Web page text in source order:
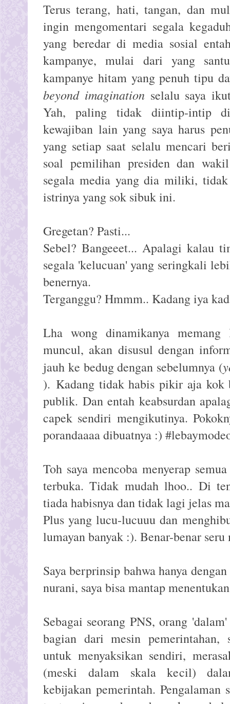
Terus terang, hati, tangan, dan
ingin mengomentari segala
yang beredar di media sosial
kampanye, mulai dari yang
kampanye hitam yang penuh tipu
beyond imaginationselalu saya
Yah, paling tidak diintip-intip
kewajiban lain yang saya harus
yang setiap saat selalu mencari
soal pemilihan presiden dan
segala media yang dia miliki,
istrinya yang sok sibuk ini.
Gregetan? Pasti...
Sebel? Bangeeet... Apalagi kalau
segala 'kelucuan' yang seringkali
benernya.
Terganggu? Hmmm.. Kadang iya
Lha wong dinamikanya
muncul, akan disusul dengan
jauh ke bedug dengan sebelumnya (
). Kadang tidak habis pikir aja kok
publik. Dan entah keabsurdan
capek sendiri mengikutinya.
porandaaaa dibuatnya :)
Toh saya mencoba menyerap
terbuka. Tidak mudah lhoo.. Di
tiada habisnya dan tidak lagi jelas
Plus yang lucu-lucuuu dan
lumayan banyak :). Benar-benar seru
Saya berprinsip bahwa hanya
nurani, saya bisa mantap
Sebagai seorang PNS, orang
bagian dari mesin pemerintahan,
untuk menyaksikan sendiri,
(meski dalam skala kecil)
kebijakan pemerintah. Pengalaman